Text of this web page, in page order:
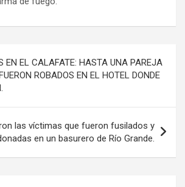
EN EL CALAFATE: HASTA UNA PAREJA
ROBADOS EN EL HOTEL DONDE
las víctimas que fueron fusilados y
en un basurero de Río Grande.